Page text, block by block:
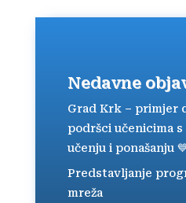
Nedavne
Grad Krk – primjer
podršci učenicima s
učenju i ponašanju
Predstavljanje
mreža